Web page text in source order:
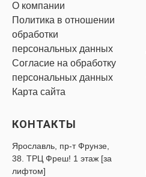
О компании
Политика в отношении
обработки
персональных данных
Согласие на обработку
персональных данных
Карта сайта
КОНТАКТЫ
Ярославль, пр-т Фрунзе,
38. ТРЦ Фреш! 1 этаж [за
лифтом]